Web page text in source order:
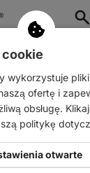
do samochodów
wykorzystuje
ofertę i
obsługę.
politykę
otwarte